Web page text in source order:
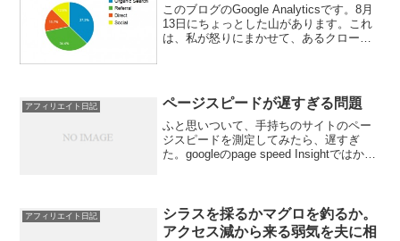
このブログのGoogle Analyticsです。8月
13日にちょっとした山があります。これ
は、私が怒りにまかせて、あるクローズ
アフィリエイト日記 ページスピードが遅すぎる問題
ふと思いついて、手持ちのサイトのペー
ジスピードを測定してみたら、遅すぎ
た。googleのpage speed Insightではかっ
アフィリエイト日記
シラスを採るかマグロを釣るか。
アクセス減から来る弱気を夫に相